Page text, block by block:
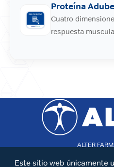
Proteína
Cuatro
respuesta
ALTER
T:+34 913
Este sitio web únicamente